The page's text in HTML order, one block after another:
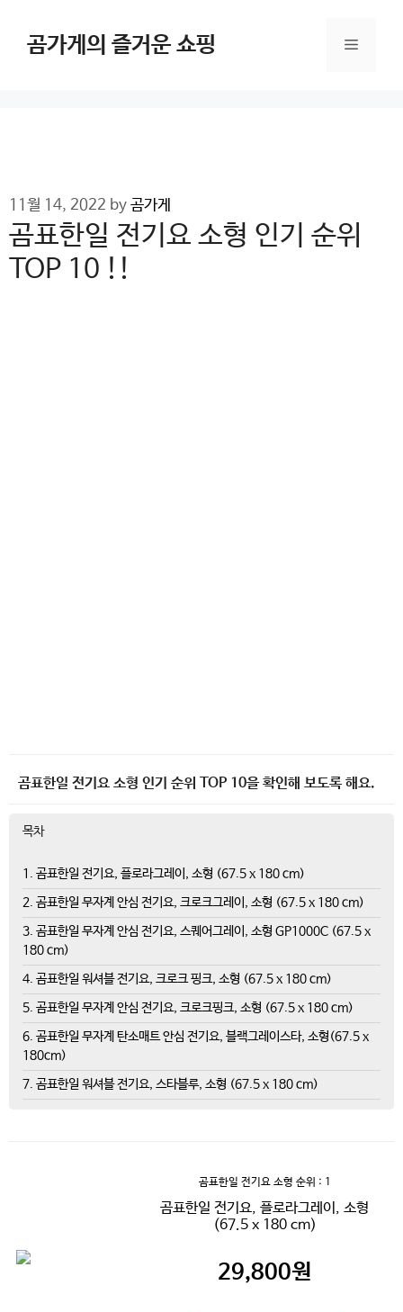
content곰가게의 즐거운 쇼핑 Menu
11월 14, 2022 by 곰가게
곰표한일 전기요 소형 인기 순위
TOP 10 !!
곰표한일 전기요 소형 인기 순위 TOP 10을 확인해 보도록 해요.
목차
1. 곰표한일 전기요, 플로라그레이, 소형 (67.5 x 180 cm)
2. 곰표한일 무자계 안심 전기요, 크로크그레이, 소형 (67.5 x 180 cm)
3. 곰표한일 무자계 안심 전기요, 스퀘어그레이, 소형 GP1000C (67.5 x
180 cm)
4. 곰표한일 워셔블 전기요, 크로크 핑크, 소형 (67.5 x 180 cm)
5. 곰표한일 무자계 안심 전기요, 크로크핑크, 소형 (67.5 x 180 cm)
6. 곰표한일 무자계 탄소매트 안심 전기요, 블랙그레이스타, 소형(67.5 x
180cm)
7. 곰표한일 워셔블 전기요, 스타블루, 소형 (67.5 x 180 cm)
곰표한일 전기요 소형 순위 : 1
곰표한일 전기요, 플로라그레이, 소형
(67.5 x 180 cm)
29,800원